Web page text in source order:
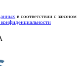
в соответствии с законом